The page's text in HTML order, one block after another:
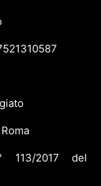
113/2017 del